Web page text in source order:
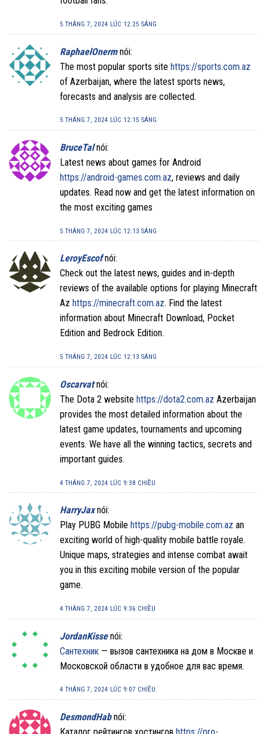
5 THÁNG 7, 2024 LÚC 12:25 SÁNG
RaphaelOnerm nói:
The most popular sports site https://sports.com.az
of Azerbaijan, where the latest sports news,
forecasts and analysis are collected.
5 THÁNG 7, 2024 LÚC 12:15 SÁNG
BruceTal nói:
Latest news about games for Android
https://android-games.com.az, reviews and daily
updates. Read now and get the latest information on
the most exciting games
5 THÁNG 7, 2024 LÚC 12:13 SÁNG
LeroyEscof nói:
Check out the latest news, guides and in-depth
reviews of the available options for playing Minecraft
Az https://minecraft.com.az. Find the latest
information about Minecraft Download, Pocket
Edition and Bedrock Edition.
5 THÁNG 7, 2024 LÚC 12:13 SÁNG
Oscarvat nói:
The Dota 2 website https://dota2.com.az Azerbaijan
provides the most detailed information about the
latest game updates, tournaments and upcoming
events. We have all the winning tactics, secrets and
important guides.
4 THÁNG 7, 2024 LÚC 9:38 CHIỀU
HarryJax nói:
Play PUBG Mobile https://pubg-mobile.com.az an
exciting world of high-quality mobile battle royale.
Unique maps, strategies and intense combat await
you in this exciting mobile version of the popular
game.
4 THÁNG 7, 2024 LÚC 9:36 CHIỀU
JordanKisse nói:
Сантехник — вызов сантехника на дом в Москве и
Московской области в удобное для вас время.
4 THÁNG 7, 2024 LÚC 9:07 CHIỀU
DesmondHab nói: